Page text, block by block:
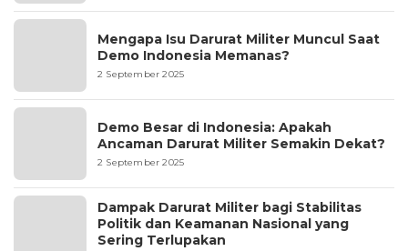
Mengapa Isu Darurat Militer Muncul Saat
Demo Indonesia Memanas?
2 September 2025
Demo Besar di Indonesia: Apakah
Ancaman Darurat Militer Semakin Dekat?
2 September 2025
Dampak Darurat Militer bagi Stabilitas
Politik dan Keamanan Nasional yang
Sering Terlupakan